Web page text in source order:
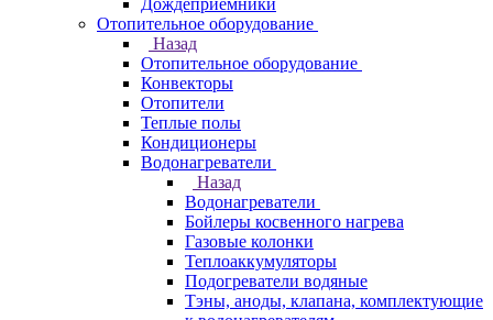
Дождеприемники
Отопительное оборудование
Назад
Отопительное оборудование
Конвекторы
Отопители
Теплые полы
Кондиционеры
Водонагреватели
Назад
Водонагреватели
Бойлеры косвенного нагрева
Газовые колонки
Теплоаккумуляторы
Подогреватели водяные
Тэны, аноды, клапана, комплектующие